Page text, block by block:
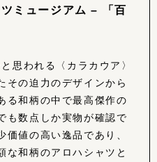
ミュージアム – 「百
思われる〈カラカウア〉
その迫力のデザインから
る和柄の中で最高傑作の
も数点しか実物が確認で
価値の高い逸品であり、
な和柄のアロハシャツと